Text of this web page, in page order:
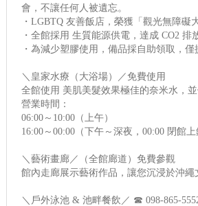
會，不讓任何人被遺忘。
・LGBTQ 友善飯店，榮獲「觀光無障礙
・全館採用 生質能源供電，達成 CO2 排
・為減少塑膠使用，備品採自助領取，僅
＼皇家水療（大浴場）／免費使用
全館使用 美肌美髮效果極佳的奈米水，並
營業時間：
06:00～10:00（上午）
16:00～00:00（下午～深夜，00:00 閉館上
＼藝術畫廊／（全館廊道）免費參觀
館內走廊展示藝術作品，讓您沉浸於沖繩
＼戶外泳池 & 池畔餐飲／ ☎ 098-865-